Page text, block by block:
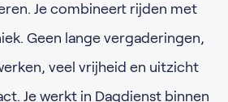
Je combineert rijden met
Geen lange vergaderingen,
veel vrijheid en uitzicht
Je werkt in Dagdienst binnen